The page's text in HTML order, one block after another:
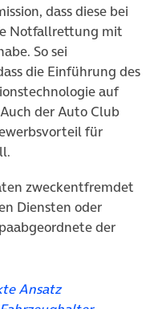
dass diese bei
Notfallrettung mit
So sei
die Einführung des
auf
der Auto Club
für
zweckentfremdet
Diensten oder
der
in neuem Tab)
Ansatz